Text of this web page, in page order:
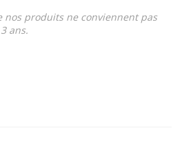
nos produits ne conviennent pas
ans.